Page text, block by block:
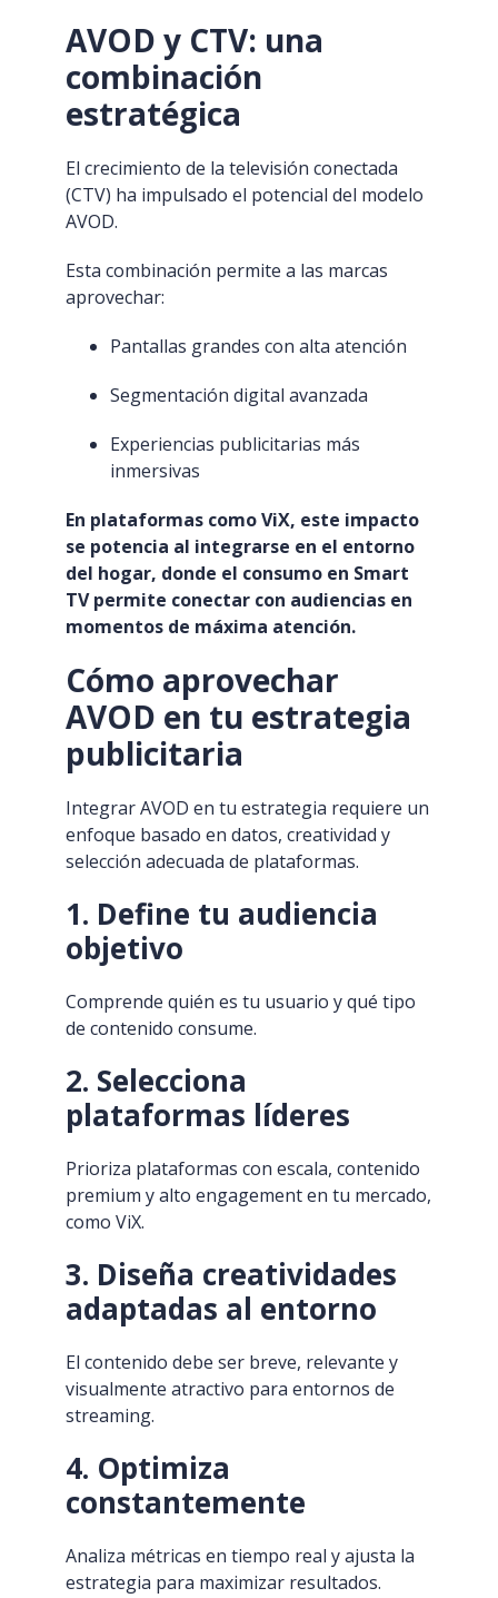
AVOD y CTV: una
combinación
estratégica
El crecimiento de la televisión conectada
(CTV) ha impulsado el potencial del modelo
AVOD.
Esta combinación permite a las marcas
aprovechar:
Pantallas grandes con alta atención
Segmentación digital avanzada
Experiencias publicitarias más
inmersivas
En plataformas como ViX, este impacto
se potencia al integrarse en el entorno
del hogar, donde el consumo en Smart
TV permite conectar con audiencias en
momentos de máxima atención.
Cómo aprovechar
AVOD en tu estrategia
publicitaria
Integrar AVOD en tu estrategia requiere un
enfoque basado en datos, creatividad y
selección adecuada de plataformas.
1. Define tu audiencia
objetivo
Comprende quién es tu usuario y qué tipo
de contenido consume.
2. Selecciona
plataformas líderes
Prioriza plataformas con escala, contenido
premium y alto engagement en tu mercado,
como ViX.
3. Diseña creatividades
adaptadas al entorno
El contenido debe ser breve, relevante y
visualmente atractivo para entornos de
streaming.
4. Optimiza
constantemente
Analiza métricas en tiempo real y ajusta la
estrategia para maximizar resultados.